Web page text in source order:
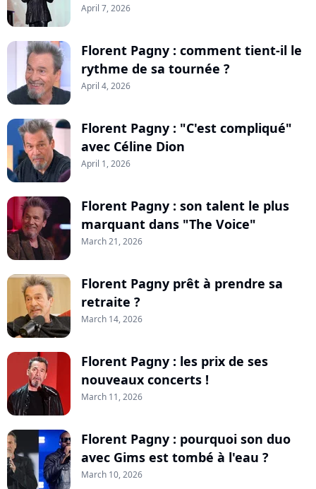
April 7, 2026
Florent Pagny : comment tient-il le
rythme de sa tournée ?
April 4, 2026
Florent Pagny : "C'est compliqué"
avec Céline Dion
April 1, 2026
Florent Pagny : son talent le plus
marquant dans "The Voice"
March 21, 2026
Florent Pagny prêt à prendre sa
retraite ?
March 14, 2026
Florent Pagny : les prix de ses
nouveaux concerts !
March 11, 2026
Florent Pagny : pourquoi son duo
avec Gims est tombé à l'eau ?
March 10, 2026